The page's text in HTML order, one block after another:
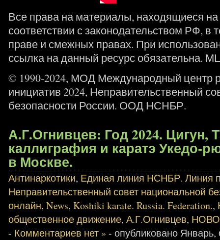
Все права на материалы, находящиеся
соответствии с законодательством РФ, в
праве и смежных правах. При
ссылка на данный ресурс обязательна.
© 1990-2024, МОД Международный центр
инициатив 2024, Неправительственный
безопасности России. ООД НСНБР.
А.Г.Огнивцев: Год 2024. Цигун,
каллиграфия и каратэ Укедо-
в Москве.
Антинаркотики, Единая линия НСНБР. Линия
Неправительственный совет национальной
онлайн,News,Koshiki karate. Russia. Federation.,
общественное движение,А.Г.Огнивцев,
- Комментариев нет » - опубликовано Январь,